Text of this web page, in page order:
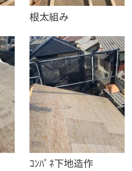
根太組み
ｺﾝﾊﾟﾈ下地造作